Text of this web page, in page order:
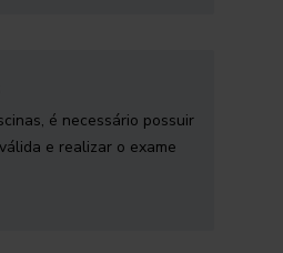
é necessário possuir
e realizar o exame